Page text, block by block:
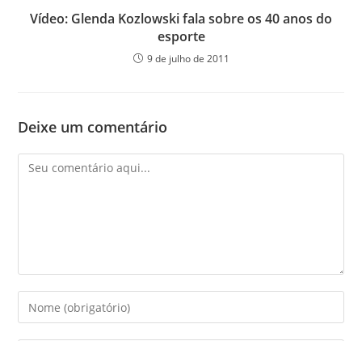
Vídeo: Glenda Kozlowski fala sobre os 40 anos do
esporte
9 de julho de 2011
Deixe um comentário
Comentário
Digite
seu